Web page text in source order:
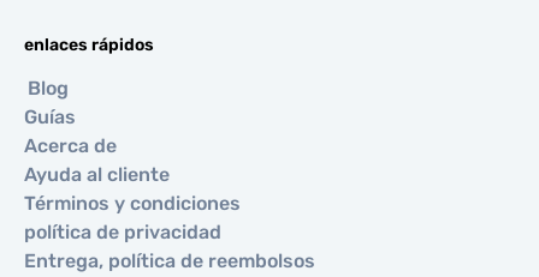
enlaces rápidos
Blog
Guías
Acerca de
Ayuda al cliente
Términos y condiciones
política de privacidad
Entrega, política de reembolsos